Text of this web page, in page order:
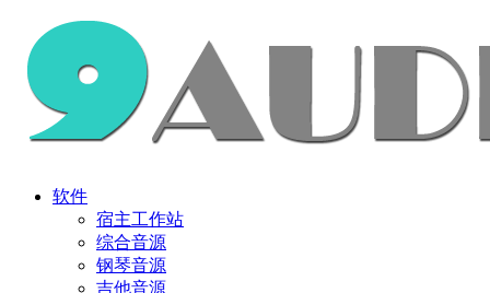
软件
宿主工作站
综合音源
钢琴音源
吉他音源